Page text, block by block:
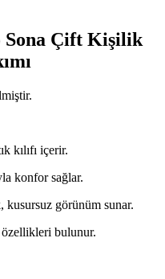
Sona Çift Kişilik
kılıfı içerir.
konfor sağlar.
kusursuz görünüm sunar.
bulunur.